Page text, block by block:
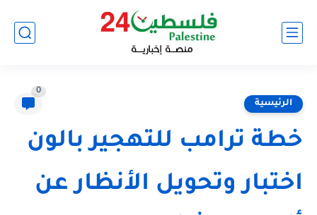
الرئيسية
0
خطة ترامب للتهجير بالون
اختبار وتحويل الأنظار عن